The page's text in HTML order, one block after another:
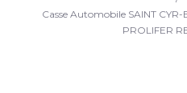
Casse Automobile SAINT
PROLIFER